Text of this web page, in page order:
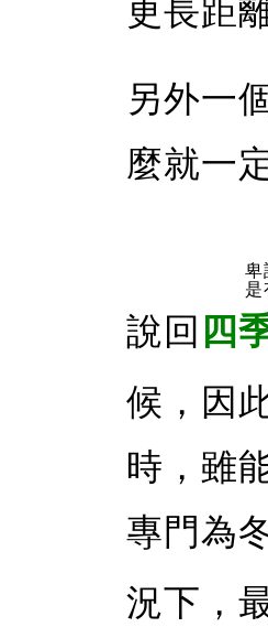
更長距
另外一
麼就一
卑
是
說回 四
候，因
時，雖
專門為
況下，